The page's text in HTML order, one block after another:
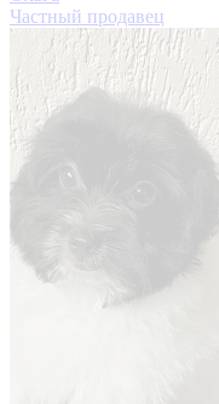
Частный продавец